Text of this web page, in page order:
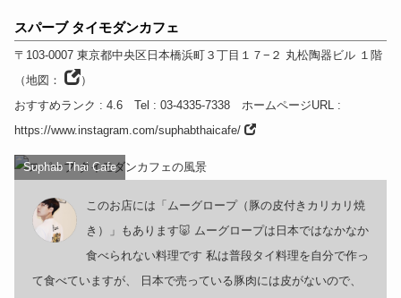
スパーブ タイモダンカフェ
〒103-0007 東京都中央区日本橋浜町３丁目１７−２ 丸松陶器ビル １階
（地図：
）
おすすめランク : 4.6 Tel : 03-4335-7338 ホームページURL:
https://www.instagram.com/suphabthaicafe/
Suphab Thai Cafe
このお店には「ムーグロープ（豚の皮付きカリカリ焼
き）」もあります🐷 ムーグロープは日本ではなかなか
食べられない料理です 私は普段タイ料理を自分で作っ
て食べていますが、 日本で売っている豚肉には皮がないので、